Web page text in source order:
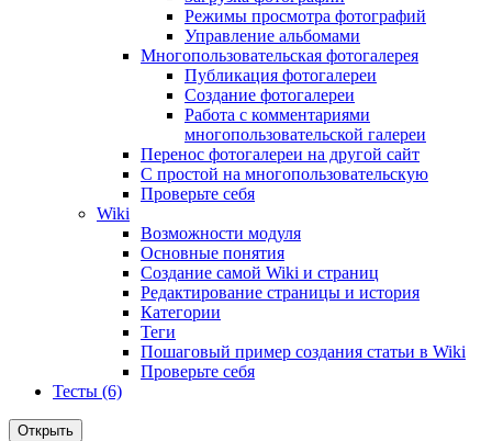
Режимы просмотра фотографий
Управление альбомами
Многопользовательская фотогалерея
Публикация фотогалереи
Создание фотогалереи
Работа с комментариями
многопользовательской галереи
Перенос фотогалереи на другой сайт
С простой на многопользовательскую
Проверьте себя
Wiki
Возможности модуля
Основные понятия
Создание самой Wiki и страниц
Редактирование страницы и история
Категории
Теги
Пошаговый пример создания статьи в Wiki
Проверьте себя
Тесты (6)
Открыть